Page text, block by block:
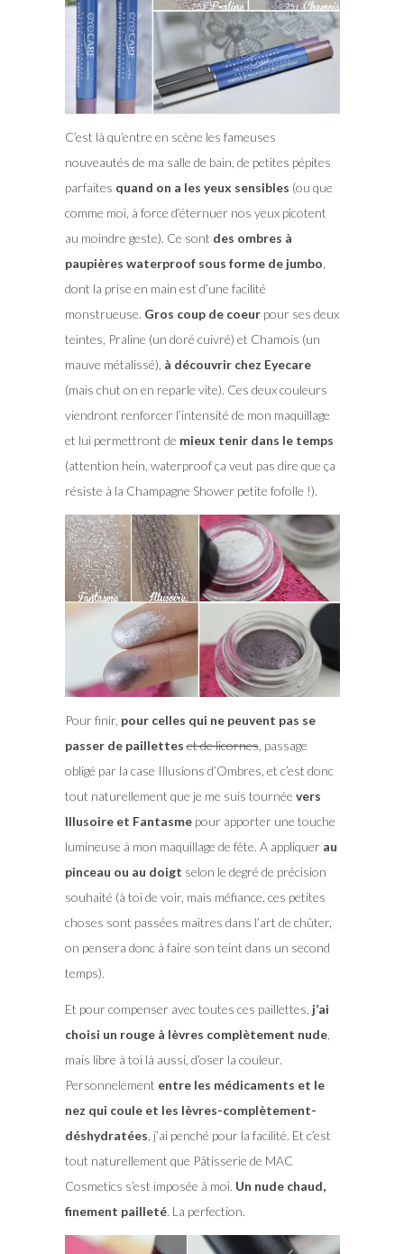
C’est là qu’entre en scène les fameuses
nouveautés de ma salle de bain, de petites pépites
parfaites quand on a les yeux sensibles (ou que
comme moi, à force d’éternuer nos yeux picotent
au moindre geste). Ce sont des ombres à
paupières waterproof sous forme de jumbo
dont la prise en main est d’une facilité
monstrueuse. Gros coup de coeurpour ses deux
teintes, Praline (un doré cuivré) et Chamois (un
mauve métalissé), à découvrir chez Eyecare
(mais chut on en reparle vite). Ces deux couleurs
viendront renforcer l’intensité de mon maquillage
et lui permettront de mieux tenir dans le temps
(attention hein, waterproof ça veut pas dire que ça
résiste à la Champagne Shower petite fofolle !).
Pour finir, pour celles qui ne peuvent pas se
passer de paillettes et de licornes, passage
obligé par la case Illusions d’Ombres, et c’est donc
tout naturellement que je me suis tournée vers
Illusoire et Fantasmepour apporter une touche
lumineuse à mon maquillage de fête. A appliquerau
pinceau ou au doigt selon le degré de précision
souhaité (à toi de voir, mais méfiance, ces petites
choses sont passées maitres dans l’art de chûter,
on pensera donc à faire son teint dans un second
temps).
Et pour compenser avec toutes ces paillettes, j’ai
choisi un rouge à lèvres complètement nude,
mais libre à toi là aussi, d’oser la couleur.
Personnelement entre les médicaments et le
nez qui coule et les lèvres-complètement-
déshydratées, j’ai penché pour la facilité. Et c’est
tout naturellement que Pâtisserie de MAC
Cosmetics s’est imposée à moi. Un nude chaud,
finement pailleté. La perfection.